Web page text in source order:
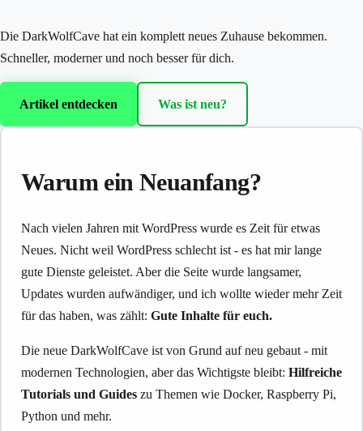
Die DarkWolfCave hat ein komplett neues Zuhause bekommen.
Schneller, moderner und noch besser für dich.
Artikel entdecken Was ist neu?
Warum ein Neuanfang?
Nach vielen Jahren mit WordPress wurde es Zeit für etwas
Neues. Nicht weil WordPress schlecht ist - es hat mir lange
gute Dienste geleistet. Aber die Seite wurde langsamer,
Updates wurden aufwändiger, und ich wollte wieder mehr Zeit
für das haben, was zählt: Gute Inhalte für euch.
Die neue DarkWolfCave ist von Grund auf neu gebaut - mit
modernen Technologien, aber das Wichtigste bleibt: Hilfreiche
Tutorials und Guides zu Themen wie Docker, Raspberry Pi,
Python und mehr.